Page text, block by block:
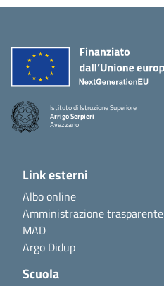
Istituto di Istruzione Superiore
Arrigo Serpieri
Avezzano
Link esterni
Albo online
Amministrazione trasparente
MAD
Argo Didup
Scuola